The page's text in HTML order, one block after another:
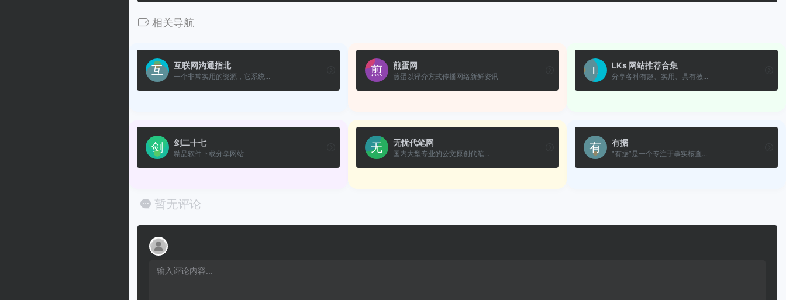
相关导航
互联网沟通指北
一个非常实用的资源，它系统...
煎蛋网
煎蛋以译介方式传播网络新鲜资讯
LKs 网站推荐合集
分享各种有趣、实用、具有教...
剑二十七
精品软件下载分享网站
无忧代笔网
国内大型专业的公文原创代笔...
有据
“有据”是一个专注于事实核查...
暂无评论